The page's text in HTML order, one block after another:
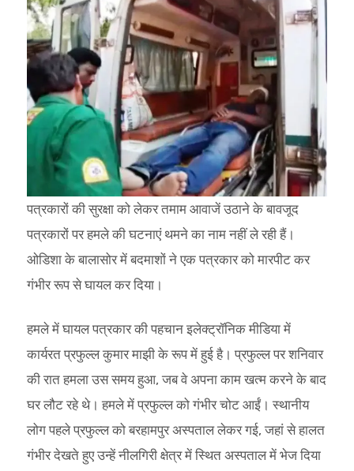
पत्रकारों की सुरक्षा को लेकर तमाम आवाजें उठाने के बावजूद
पत्रकारों पर हमले की घटनाएं थमने का नाम नहीं ले रही हैं।
ओडिशा के बालासोर में बदमाशों ने एक पत्रकार को मारपीट कर
गंभीर रूप से घायल कर दिया।
हमले में घायल पत्रकार की पहचान इलेक्ट्रॉनिक मीडिया में
कार्यरत प्रफुल्ल कुमार माझी के रूप में हुई है। प्रफुल्ल पर शनिवार
की रात हमला उस समय हुआ, जब वे अपना काम खत्म करने के बाद
घर लौट रहे थे। हमले में प्रफुल्ल को गंभीर चोट आईं। स्थानीय
लोग पहले प्रफुल्ल को बरहामपुर अस्पताल लेकर गई, जहां से हालत
गंभीर देखते हुए उन्हें नीलगिरी क्षेत्र में स्थित अस्पताल में भेज दिया